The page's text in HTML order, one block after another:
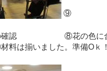
⑨
の確認 ⑧花の色に合
揃いました。準備Oｋ！